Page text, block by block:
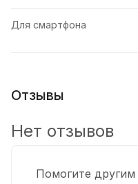
Для смартфона
Отзывы
Помогите другим
Нет отзывов